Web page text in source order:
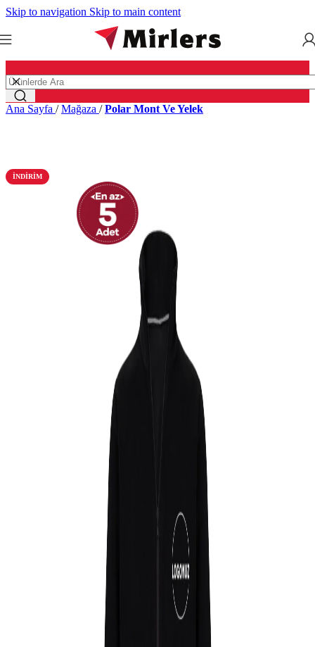
Skip to navigation Skip to main content
Ana Sayfa / Mağaza / Polar Mont Ve Yelek
İNDIRIM